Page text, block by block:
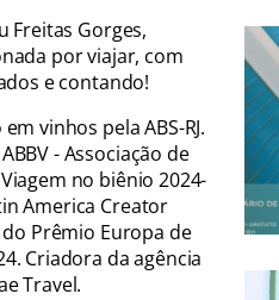
Freitas Gorges,
por viajar, com
e contando!
vinhos pela ABS-RJ.
- Associação de
no biênio 2024-
America Creator
Prêmio Europa de
Criadora da agência
Travel.